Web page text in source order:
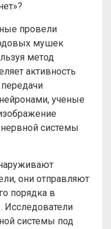
провели
мушек
метод
активность
ученые
системы
они отправляют
порядка в
Исследователи
системы под